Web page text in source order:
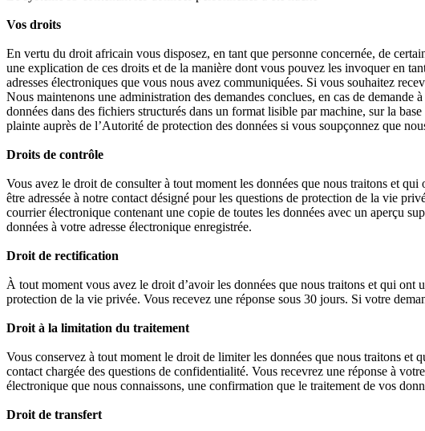
Vos droits
En vertu du droit africain vous disposez, en tant que personne concernée, de
une explication de ces droits et de la manière dont vous pouvez les invoquer en
adresses électroniques que vous nous avez communiquées. Si vous souhaitez
Nous maintenons une administration des demandes conclues, en cas de
données dans des fichiers structurés dans un format lisible par machine, sur la
plainte auprès de l’Autorité de protection des données si vous soupçonnez que
Droits de contrôle
Vous avez le droit de consulter à tout moment les données que nous traitons et
être adressée à notre contact désigné pour les questions de protection de la vie
courrier électronique contenant une copie de toutes les données avec un aperçu
données à votre adresse électronique enregistrée.
Droit de rectification
À tout moment vous avez le droit d’avoir les données que nous traitons et qui
protection de la vie privée. Vous recevez une réponse sous 30 jours. Si votre
Droit à la limitation du traitement
Vous conservez à tout moment le droit de limiter les données que nous traitons
contact chargée des questions de confidentialité. Vous recevrez une réponse à
électronique que nous connaissons, une confirmation que le traitement de vos
Droit de transfert